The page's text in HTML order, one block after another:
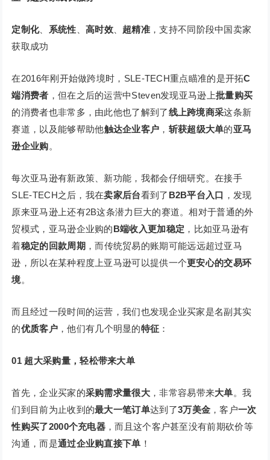
定制化、 系统性 高时效、 超精准 ，支持不同阶段中国卖家
获取成功
在2016年刚开始做跨境时，SLE-TECH重点瞄准的是开拓C
端消费者 ，但在之后的运营中Steven发现亚马逊上批量购买
的消费者也非常多，由此他也了解到了线上跨境商采这条新
赛道，以及能够帮助他触达企业客户 ， 斩获超级大单的亚马
逊企业购。
每次亚马逊有新政策、新功能，我都会仔细研究。在接手
SLE-TECH之后，我在卖家后台看到了 B2B平台入口 ，发现
原来亚马逊上还有2B这条潜力巨大的赛道。相对于普通的外
贸模式，亚马逊企业购的B端收入更加稳定 ，比如亚马逊有
着稳定的回款周期 ，而传统贸易的账期可能远远超过亚马
逊，所以在某种程度上亚马逊可以提供一个更安心的交易环
境。
而且经过一段时间的运营，我们也发现企业买家是名副其实
的优质客户 ，他们有几个明显的特征 ：
01 超大采购量，轻松带来大单
首先，企业买家的采购需求量很大 ，非常容易带来大单。我
们到目前为止收到的最大一笔订单达到了3万美金 ，客户一次
性购买了2000个充电器 ，而且这个客户甚至没有前期砍价等
沟通，而是通过企业购直接下单 ！